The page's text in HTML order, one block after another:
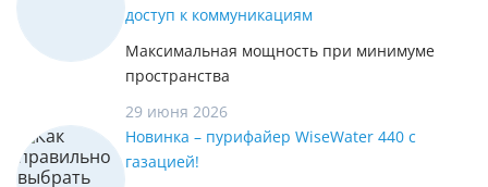
доступ к коммуникациям
Максимальная мощность при минимуме
пространства
29 июня 2026
Новинка – пурифайер WiseWater 440 с
газацией!